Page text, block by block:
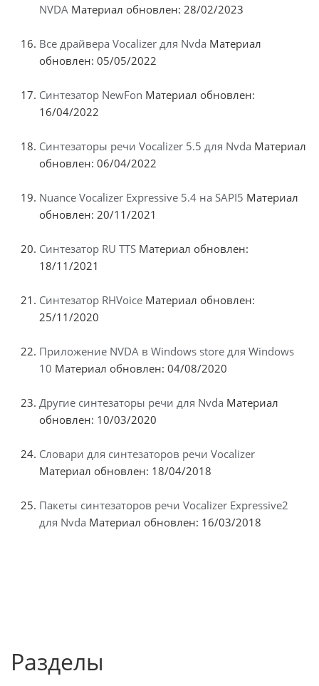
NVDA Материал обновлен: 28/02/2023
Все драйвера Vocalizer для Nvda Материал
обновлен: 05/05/2022
Синтезатор NewFon Материал обновлен:
16/04/2022
Синтезаторы речи Vocalizer 5.5 для Nvda Материал
обновлен: 06/04/2022
Nuance Vocalizer Expressive 5.4 на SAPI5 Материал
обновлен: 20/11/2021
Синтезатор RU TTS Материал обновлен:
18/11/2021
Синтезатор RHVoice Материал обновлен:
25/11/2020
Приложение NVDA в Windows store для Windows
10 Материал обновлен: 04/08/2020
Другие синтезаторы речи для Nvda Материал
обновлен: 10/03/2020
Словари для синтезаторов речи Vocalizer
Материал обновлен: 18/04/2018
Пакеты синтезаторов речи Vocalizer Expressive2
для Nvda Материал обновлен: 16/03/2018
Разделы